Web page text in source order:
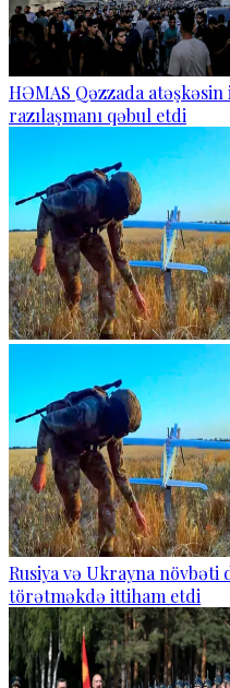
HƏMAS Qəzzada
razılaşmanı qəbul etdi
Rusiya və Ukrayna
törətməkdə ittiham etdi